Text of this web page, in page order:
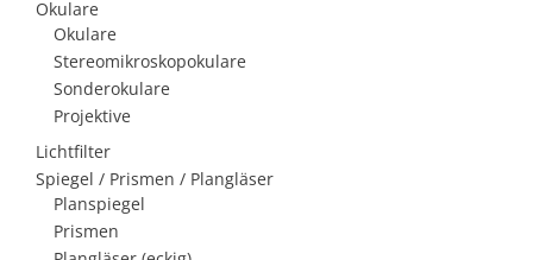
Okulare
Okulare
Stereomikroskopokulare
Sonderokulare
Projektive
Lichtfilter
Spiegel / Prismen / Plangläser
Planspiegel
Prismen